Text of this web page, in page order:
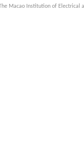
Macao Institution of Electrical